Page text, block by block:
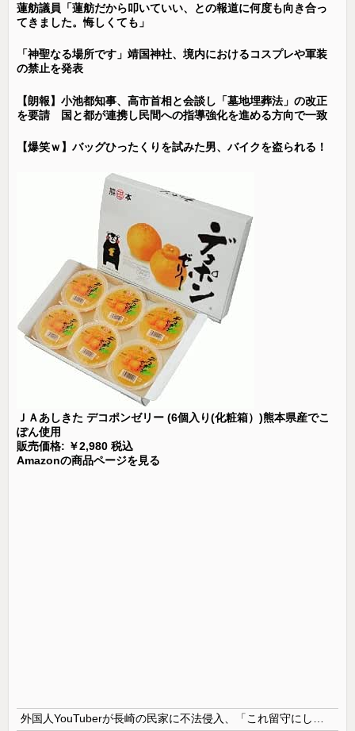
蓮舫議員「蓮舫だから叩いていい、との報道に何度も向き合っ
てきました。悔しくても」
「神聖なる場所です」靖国神社、境内におけるコスプレや軍装
の禁止を発表
【朗報】小池都知事、高市首相と会談し「墓地埋葬法」の改正
を要請 国と都が連携し民間への指導強化を進める方向で一致
【爆笑ｗ】バッグひったくりを試みた男、バイクを盗られる！
ＪＡあしきた デコポンゼリー (6個入り(化粧箱）)熊本県産でこ
ぽん使用
販売価格: ￥2,980 税込
Amazonの商品ページを見る